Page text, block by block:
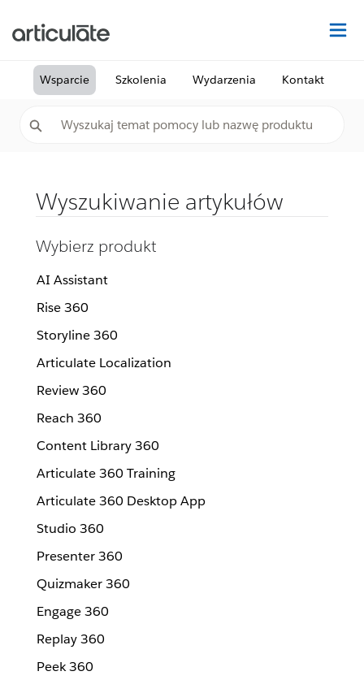
Wsparcie Szkolenia Wydarzenia Kontakt
Wyszukiwanie artykułów
Wybierz produkt
AI Assistant
Rise 360
Storyline 360
Articulate Localization
Review 360
Reach 360
Content Library 360
Articulate 360 Training
Articulate 360 Desktop App
Studio 360
Presenter 360
Quizmaker 360
Engage 360
Replay 360
Peek 360